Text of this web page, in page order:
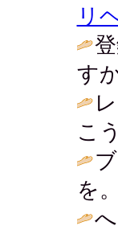
リ
す
こ
を